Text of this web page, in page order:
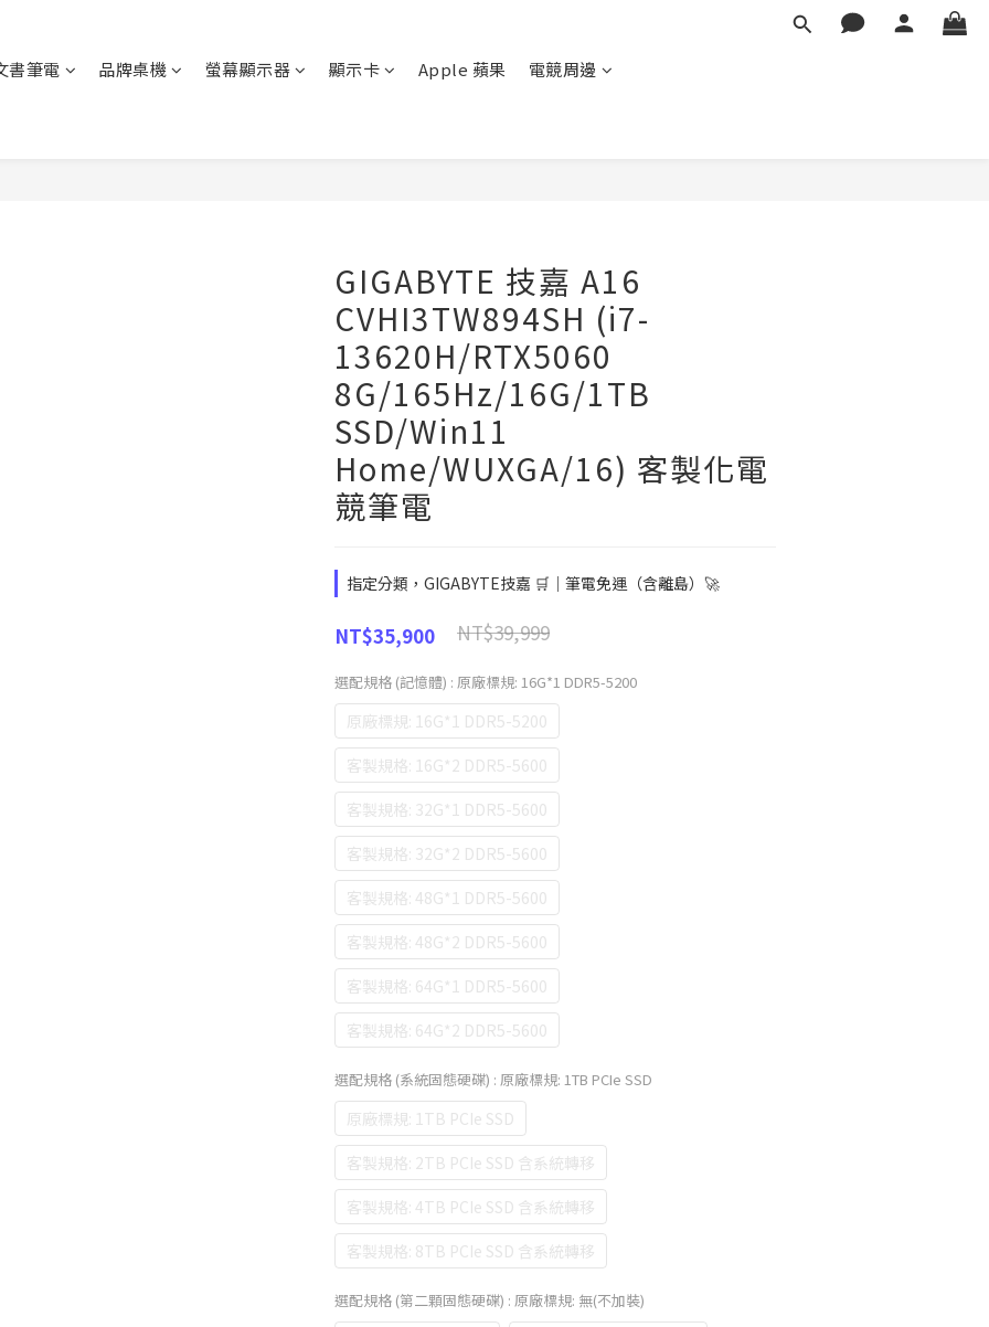
書筆電 品牌桌機 螢幕顯示器 顯示卡 Apple 蘋果 電競周邊
GIGABYTE 技嘉 A16
CVHI3TW894SH (i7-
13620H/RTX5060
8G/165Hz/16G/1TB
SSD/Win11
Home/WUXGA/16) 客製化電
競筆電
指定分類，GIGABYTE技嘉 🛒｜筆電免運（含離島）🚀
NT$39,999
NT$35,900
選配規格 (記憶體) : 原廠標規: 16G*1 DDR5-5200
原廠標規: 16G*1 DDR5-5200
客製規格: 16G*2 DDR5-5600
客製規格: 32G*1 DDR5-5600
客製規格: 32G*2 DDR5-5600
客製規格: 48G*1 DDR5-5600
客製規格: 48G*2 DDR5-5600
客製規格: 64G*1 DDR5-5600
客製規格: 64G*2 DDR5-5600
選配規格 (系統固態硬碟) : 原廠標規: 1TB PCIe SSD
原廠標規: 1TB PCIe SSD
客製規格: 2TB PCIe SSD 含系統轉移
客製規格: 4TB PCIe SSD 含系統轉移
客製規格: 8TB PCIe SSD 含系統轉移
選配規格 (第二顆固態硬碟) : 原廠標規: 無(不加裝)